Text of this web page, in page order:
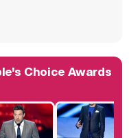
Belén Esteban: "Estoy emocionada, muy contenta y muy feliz por llegar a RTVE"
Choice Awards